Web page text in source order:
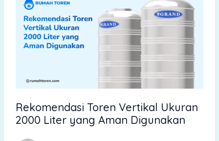
Rekomendasi Toren Vertikal Ukuran
2000 Liter yang Aman Digunakan